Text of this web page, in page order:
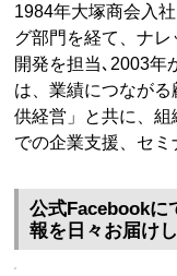
1984年大塚商会入
グ部門を経て、ナ
開発を担当､2003年
は、業績につなが
供経営」と共に、
での企業支援、セミ
公式Facebookに
報を日々お届け